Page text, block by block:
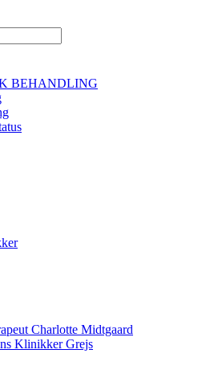
BEHANDLING
Charlotte Midtgaard
Klinikker Grejs